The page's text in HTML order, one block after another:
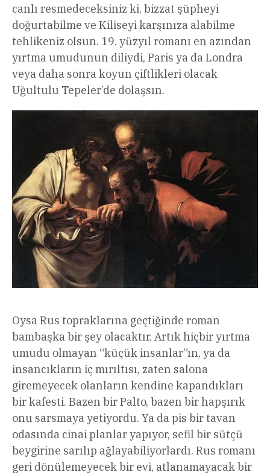
canlı resmedeceksiniz ki, bizzat şüpheyi
doğurtabilme ve Kiliseyi karşınıza alabilme
tehlikeniz olsun. 19. yüzyıl romanı en azından
yırtma umudunun diliydi, Paris ya da Londra
veya daha sonra koyun çiftlikleri olacak
Uğultulu Tepeler’de dolaşsın.
Oysa Rus topraklarına geçtiğinde roman
bambaşka bir şey olacaktır. Artık hiçbir yırtma
umudu olmayan “küçük insanlar”ın, ya da
insancıkların iç mırıltısı, zaten salona
giremeyecek olanların kendine kapandıkları
bir kafesti. Bazen bir Palto, bazen bir hapşırık
onu sarsmaya yetiyordu. Ya da pis bir tavan
odasında cinai planlar yapıyor, sefil bir sütçü
beygirine sarılıp ağlayabiliyorlardı. Rus romanı
geri dönülemeyecek bir evi, atlanamayacak bir